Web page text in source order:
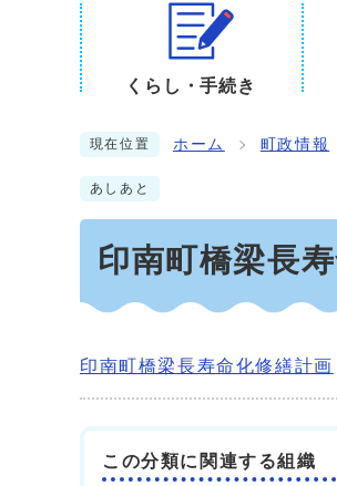
くらし・手続き
現在位置 ホーム 町政情報
あしあと
印南町橋梁長
印南町橋梁長寿命化修繕計画
この分類に関連する組織